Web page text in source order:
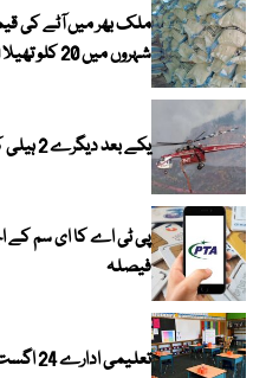
ملک بھر میں آٹے کی
شہروں میں 20 کلو تھیلا 100 روپے تک مہنگا
یکے بعد دیگرے 2 ہیلی کاپٹر گر کر تباہ؛ متعدد ہلاکتیں
پی ٹی اے کا ای سم کے
فیصلہ
تعلیمی ادارے 24 اگست تک بند رہیں گے، رانا سکندر حیات